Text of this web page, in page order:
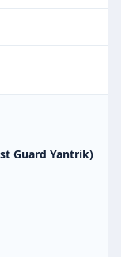
Guard Yantrik)